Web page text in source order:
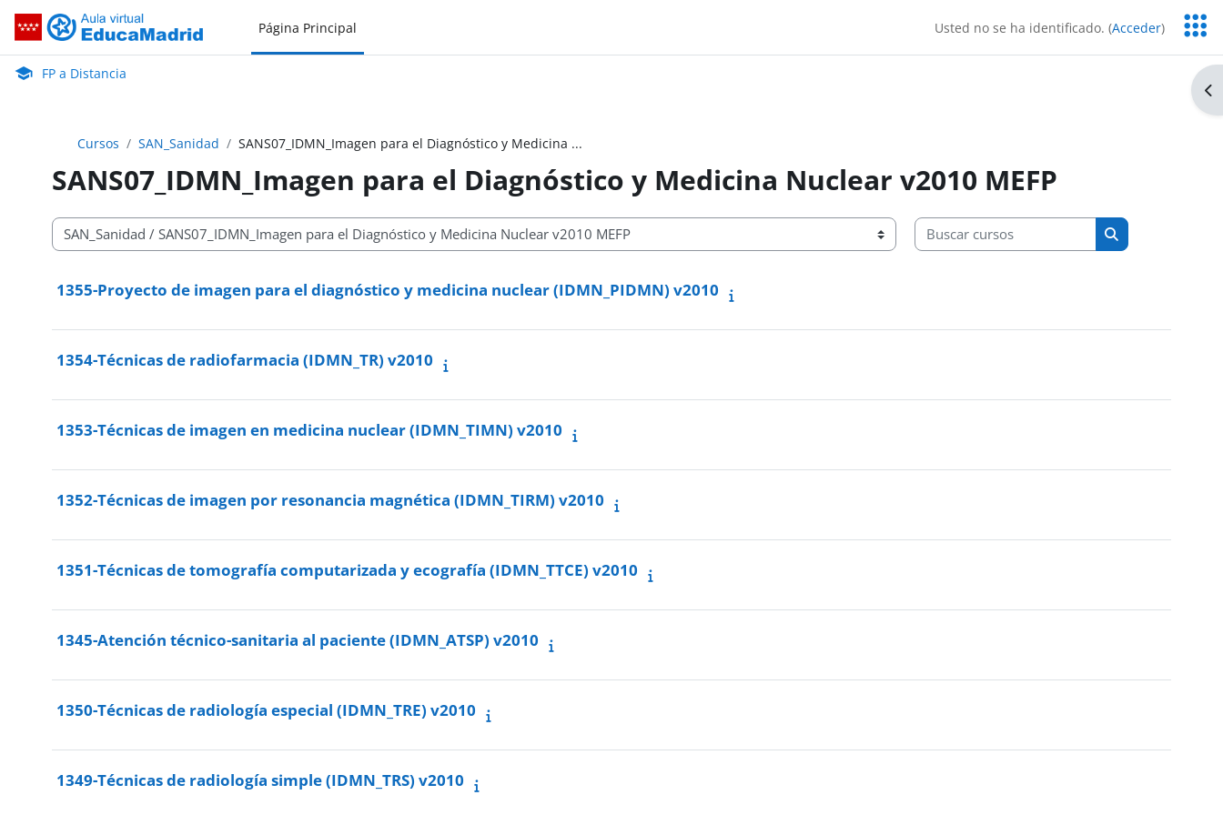
FP a Distancia Página Principal Usted no se ha identificado. (Acceder)
Aula Virtual de EducaMadrid:
FP a Distancia
Cursos SAN_Sanidad SANS07_IDMN_Imagen para el Diagnóstico y Medicina ...
SANS07_IDMN_Imagen para el Diagnóstico y Medicina Nuclear v2010 MEFP
Categorías
Buscar cursos
Buscar cursos
1355-Proyecto de imagen para el diagnóstico y medicina nuclear (IDMN_PIDMN) v2010
1354-Técnicas de radiofarmacia (IDMN_TR) v2010
1353-Técnicas de imagen en medicina nuclear (IDMN_TIMN) v2010
1352-Técnicas de imagen por resonancia magnética (IDMN_TIRM) v2010
1351-Técnicas de tomografía computarizada y ecografía (IDMN_TTCE) v2010
1345-Atención técnico-sanitaria al paciente (IDMN_ATSP) v2010
1350-Técnicas de radiología especial (IDMN_TRE) v2010
1349-Técnicas de radiología simple (IDMN_TRS) v2010